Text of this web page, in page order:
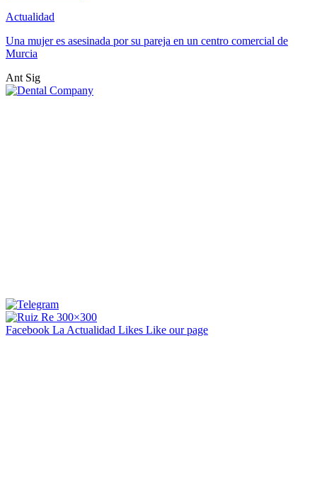
Actualidad
Una mujer es asesinada por su pareja en un centro comercial de
Murcia
Ant Sig
Facebook La Actualidad Likes Like our page